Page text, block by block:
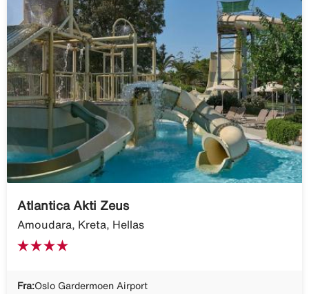
Atlantica Akti Zeus
Amoudara, Kreta, Hellas
Fra:Oslo Gardermoen Airport